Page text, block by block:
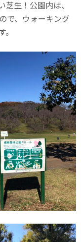
生！公園内は、
で、ウォーキング